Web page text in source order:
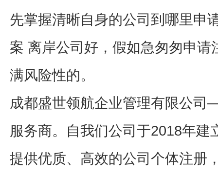
先掌握清晰自身的公司到哪里申
案 离岸公司好，假如急匆匆申
满风险性的。
成都盛世领航企业管理有限公
服务商。自我们公司于2018年建
提供优质、高效的公司个体注册